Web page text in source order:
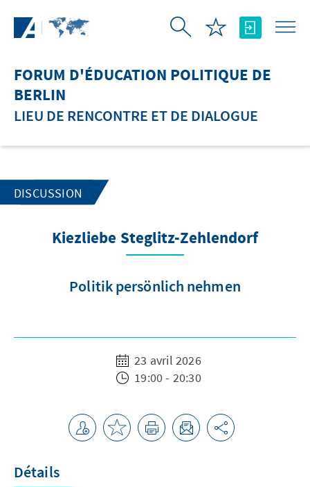
FORUM D'ÉDUCATION POLITIQUE DE
BERLIN
LIEU DE RENCONTRE ET DE DIALOGUE
DISCUSSION
Kiezliebe Steglitz-Zehlendorf
Politik persönlich nehmen
23 avril 2026
19:00 - 20:30
Détails